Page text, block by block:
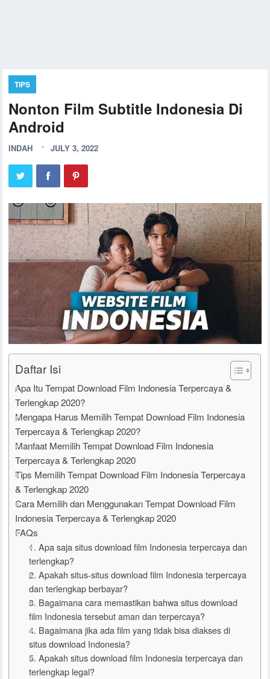
TIPS
Nonton Film Subtitle Indonesia Di
Android
INDAH JULY 3, 2022
Daftar Isi
Apa Itu Tempat Download Film Indonesia Terpercaya &
Terlengkap 2020?
Mengapa Harus Memilih Tempat Download Film Indonesia
Terpercaya & Terlengkap 2020?
Manfaat Memilih Tempat Download Film Indonesia
Terpercaya & Terlengkap 2020
Tips Memilih Tempat Download Film Indonesia Terpercaya
& Terlengkap 2020
Cara Memilih dan Menggunakan Tempat Download Film
Indonesia Terpercaya & Terlengkap 2020
FAQs
1. Apa saja situs download film Indonesia terpercaya dan
terlengkap?
2. Apakah situs-situs download film Indonesia terpercaya
dan terlengkap berbayar?
3. Bagaimana cara memastikan bahwa situs download
film Indonesia tersebut aman dan terpercaya?
4. Bagaimana jika ada film yang tidak bisa diakses di
situs download Indonesia?
5. Apakah situs download film Indonesia terpercaya dan
terlengkap legal?